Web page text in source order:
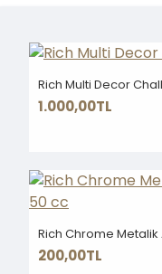
Rich Multi Decor
1.000,00TL
Rich Chrome Metalik
200,00TL